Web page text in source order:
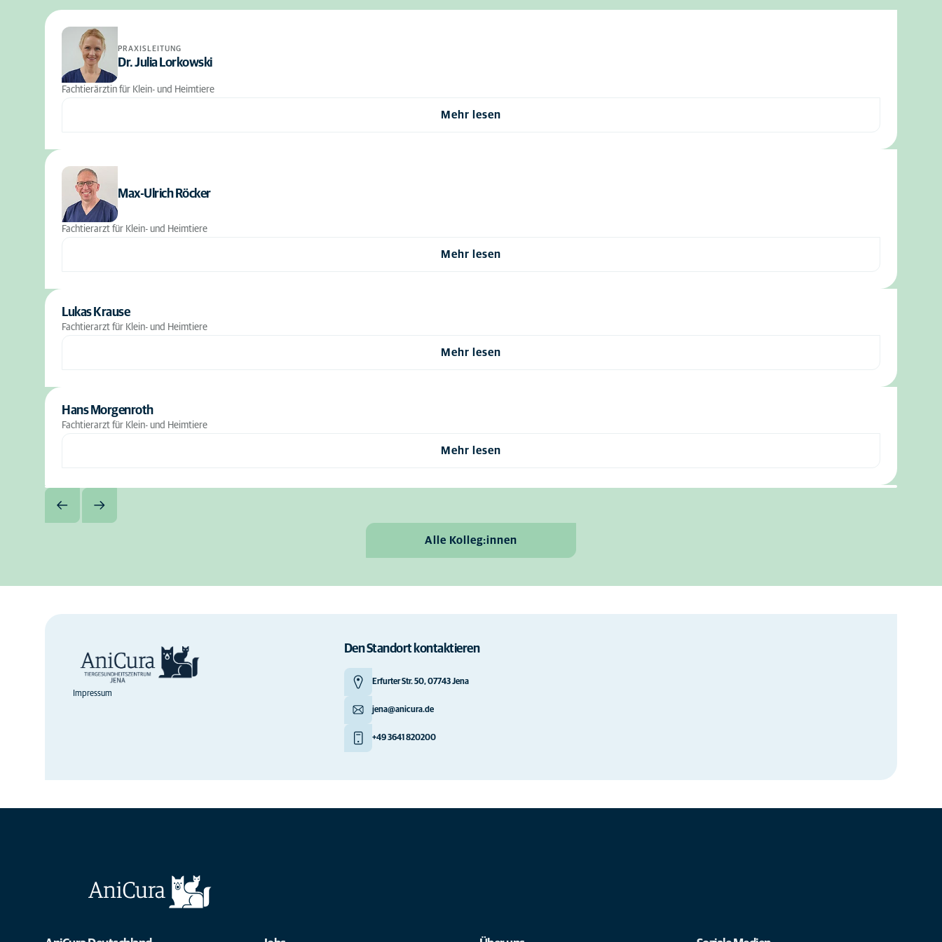
PRAXISLEITUNG
Dr. Julia Lorkowski
Fachtierärztin für Klein- und Heimtiere
Mehr lesen
Max-Ulrich Röcker
Fachtierarzt für Klein- und Heimtiere
Mehr lesen
Lukas Krause
Fachtierarzt für Klein- und Heimtiere
Mehr lesen
Hans Morgenroth
Fachtierarzt für Klein- und Heimtiere
Mehr lesen
Alle Kolleg:innen
Impressum
Den Standort kontaktieren
Erfurter Str. 50, 07743 Jena
jena@anicura.de
+49 3641 820200